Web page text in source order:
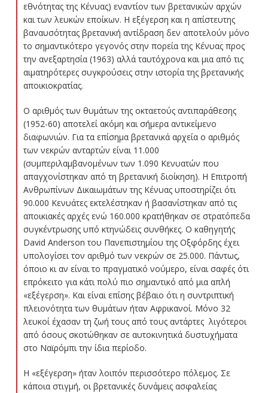
εθνότητας της Κένυας) εναντίον των βρετανικών αρχών
και των λευκών εποίκων. Η εξέγερση και η απίστευτης
βαναυσότητας βρετανική αντίδραση δεν αποτελούν μόνο
το σημαντικότερο γεγονός στην πορεία της Κένυας προς
την ανεξαρτησία (1963) αλλά ταυτόχρονα και μια από τις
αιματηρότερες συγκρούσεις στην ιστορία της βρετανικής
αποικιοκρατίας.
Ο αριθμός των θυμάτων της οκταετούς αντιπαράθεσης
(1952-60) αποτελεί ακόμη και σήμερα αντικείμενο
διαφωνιών. Για τα επίσημα βρετανικά αρχεία ο αριθμός
των νεκρών ανταρτών είναι 11.000
(συμπεριλαμβανομένων των 1.090 Κενυατών που
απαγχονίστηκαν από τη βρετανική διοίκηση). Η Επιτροπή
Ανθρωπίνων Δικαιωμάτων της Κένυας υποστηρίζει ότι
90.000 Κενυάτες εκτελέστηκαν ή βασανίστηκαν από τις
αποικιακές αρχές ενώ 160.000 κρατήθηκαν σε στρατόπεδα
συγκέντρωσης υπό κτηνώδεις συνθήκες. Ο καθηγητής
David Anderson του Πανεπιστημίου της Οξφόρδης έχει
υπολογίσει τον αριθμό των νεκρών σε 25.000. Πάντως,
όποιο κι αν είναι το πραγματικό νούμερο, είναι σαφές ότι
επρόκειτο για κάτι πολύ πιο σημαντικό από μια απλή
«εξέγερση». Και είναι επίσης βέβαιο ότι η συντριπτική
πλειονότητα των θυμάτων ήταν Αφρικανοί. Μόνο 32
λευκοί έχασαν τη ζωή τους από τους αντάρτες  λιγότεροι
από όσους σκοτώθηκαν σε αυτοκινητικά δυστυχήματα
στο Ναϊρόμπι την ίδια περίοδο.
Η «εξέγερση» ήταν λοιπόν περισσότερο πόλεμος. Σε
κάποια στιγμή, οι βρετανικές δυνάμεις ασφαλείας